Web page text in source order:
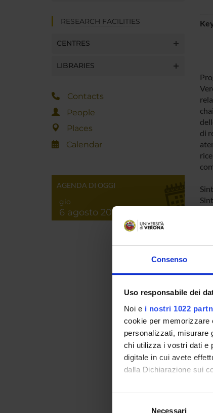
Consenso
Uso responsabile dei
Noi e i nostri 1022
cookie per memorizzare
personalizzati, misurare
chi utilizza i vostri dati e
digitale in cui avete
dalla Dichiarazione sui
Con il tuo consenso,
raccogliere
Necessari
RESEARCH FACILITIES
CENTRES
LIBRARIES
Contacts
People
Places
Calendar
AGENDA DI OGGI
gio
6 agosto 2026
di
A